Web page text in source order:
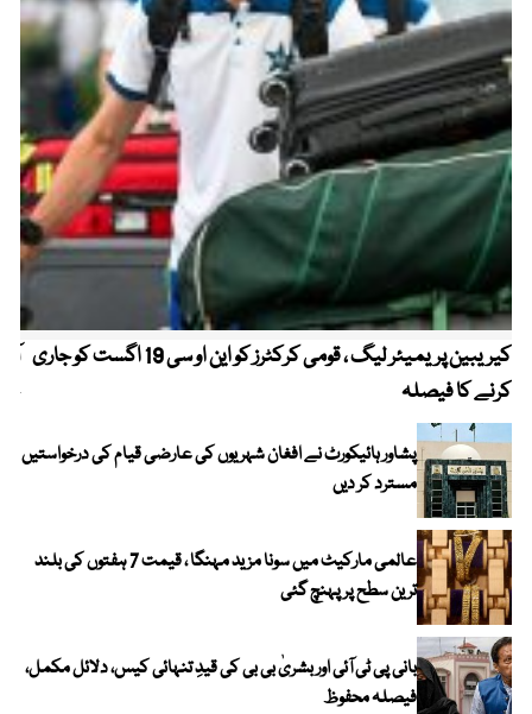
کیریبین پریمیئر لیگ ، قومی کرکٹرز کو این او سی 19 اگست کو جاری
کرنے کا فیصلہ
پشاور ہائیکورٹ نے افغان شہریوں کی عارضی قیام کی درخواستیں
مسترد کر دیں
عالمی مارکیٹ میں سونا مزید مہنگا ، قیمت 7 ہفتوں کی بلند
ترین سطح پر پہنچ گئی
بانی پی ٹی آئی اور بشریٰ بی بی کی قیدِ تنہائی کیس، دلائل مکمل،
فیصلہ محفوظ